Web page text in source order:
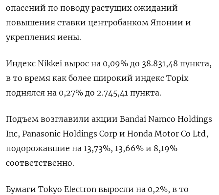
опасений по поводу растущих ожиданий
повышения ставки центробанком Японии и
укрепления иены.
Индекс Nikkei вырос на 0,09% до 38.831,48 пункта,
в то время как более широкий индекс Topix
поднялся на 0,27% до 2.745,41 пункта.
Подъем возглавили акции Bandai Namco Holdings
Inc, Panasonic Holdings Corp и Honda Motor Co Ltd,
подорожавшие на 13,73%, 13,66% и 8,19%
соответственно.
Бумаги Tokyo Electron выросли на 0,2%, в то